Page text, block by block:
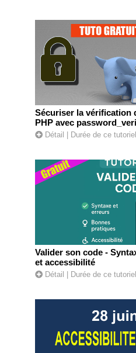
Sécuriser la vérification
PHP avec
Détail | Durée de ce
Valider son code -
et accessibilité
Détail | Durée de ce